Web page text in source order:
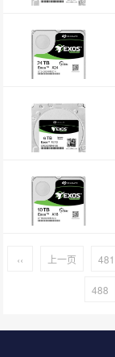
‹‹ 上一页 481
488